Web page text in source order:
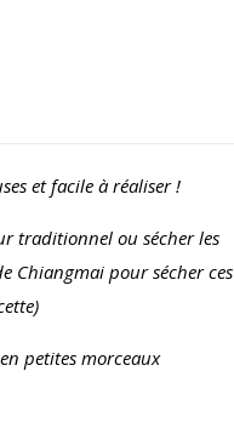
et facile à réaliser !
traditionnel ou sécher les
Chiangmai pour sécher ces
petites morceaux